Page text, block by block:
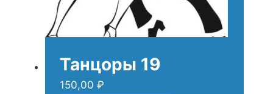
Танцоры 19
150,00 ₽